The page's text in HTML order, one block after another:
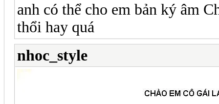
anh có thể cho em bản ký âm
thổi hay quá
nhoc_style